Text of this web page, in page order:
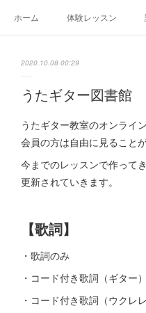
ホーム 体験レッスン
2020.10.08 00:29
うたギター図書館
うたギター教室のオンライ
会員の方は自由に見ること
今までのレッスンで作って
更新されていきます。
【歌詞】
・歌詞のみ
・コード付き歌詞（ギター）
・コード付き歌詞（ウクレレ